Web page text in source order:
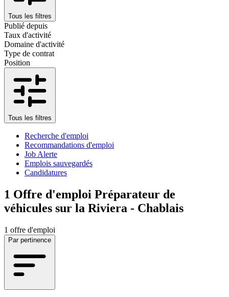
Tous les filtres
Publié depuis
Taux d'activité
Domaine d'activité
Type de contrat
Position
Tous les filtres
Recherche d'emploi
Recommandations d'emploi
Job Alerte
Emplois sauvegardés
Candidatures
1 Offre d'emploi Préparateur de
véhicules sur la Riviera - Chablais
1 offre d'emploi
Par pertinence